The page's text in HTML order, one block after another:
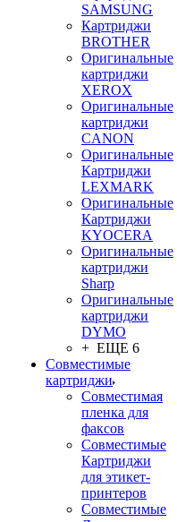
SAMSUNG
Картриджи
BROTHER
Оригинальные
картриджи
XEROX
Оригинальные
картриджи
CANON
Оригинальные
Картриджи
LEXMARK
Оригинальные
Картриджи
KYOCERA
Оригинальные
картриджи
Sharp
Оригинальные
картриджи
DYMO
+ ЕЩЕ 6
Совместимые
картриджи
Совместимая
пленка для
факсов
Совместимые
Картриджи
для этикет-
принтеров
Совместимые